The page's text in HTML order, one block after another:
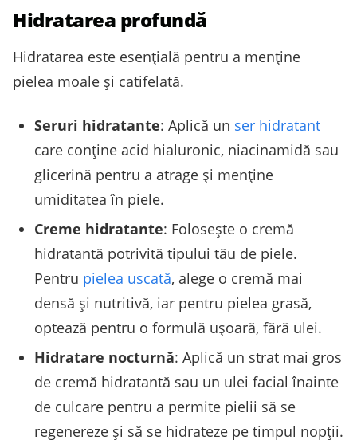
Hidratarea profundă
Hidratarea este esențială pentru a menține
pielea moale și catifelată.
Seruri hidratante: Aplică un ser hidratant
care conține acid hialuronic, niacinamidă sau
glicerină pentru a atrage și menține
umiditatea în piele.
Creme hidratante: Folosește o cremă
hidratantă potrivită tipului tău de piele.
Pentru pielea uscată, alege o cremă mai
densă și nutritivă, iar pentru pielea grasă,
optează pentru o formulă ușoară, fără ulei.
Hidratare nocturnă: Aplică un strat mai gros
de cremă hidratantă sau un ulei facial înainte
de culcare pentru a permite pielii să se
regenereze și să se hidrateze pe timpul nopții.